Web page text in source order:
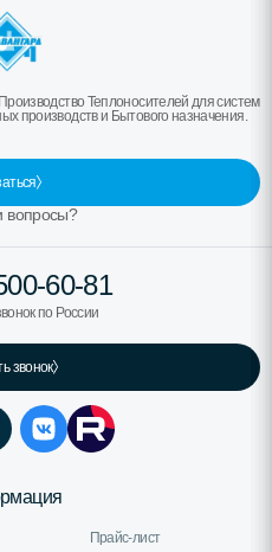
Теплоносителей для систем
производств и Бытового назначения.
вопросы?
60-81
по России
звонок
Прайс-лист